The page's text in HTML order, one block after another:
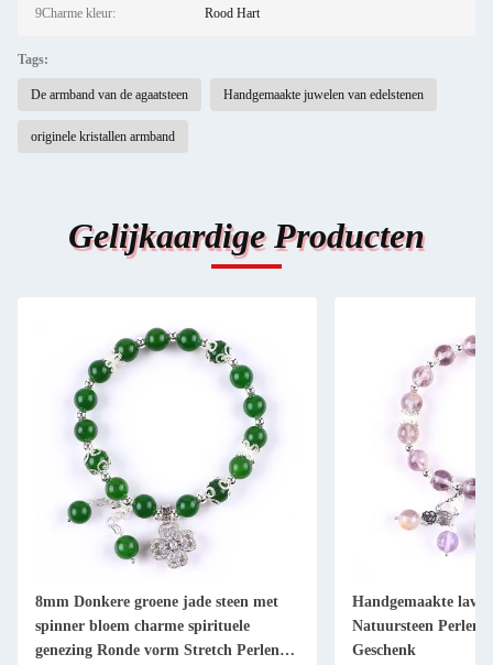
9Charme kleur: Rood Hart
Tags:
De armband van de agaatsteen Handgemaakte juwelen van edelstenen
originele kristallen armband
Gelijkaardige Producten
8mm Donkere groene jade steen met
spinner bloem charme spirituele
genezing Ronde vorm Stretch Perlen
Handgemaakte
Natuursteen Perlen
Geschenk